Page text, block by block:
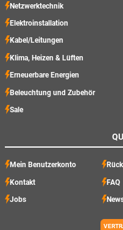
Netzwerktechnik
Elektroinstallation
Kabel/Leitungen
Klima, Heizen & Lüften
Erneuerbare Energien
Beleuchtung und Zubehör
Sale
Mein Benutzerkonto
Kontakt FAQ
Jobs